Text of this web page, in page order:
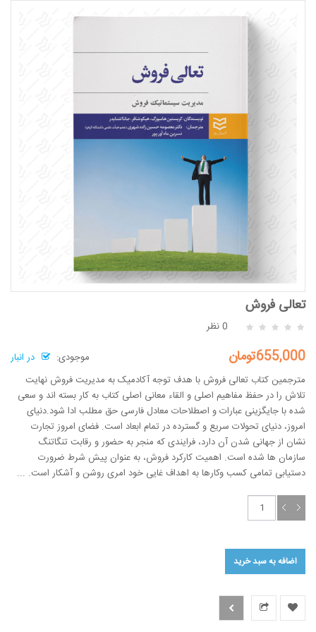
تعالی فروش
0 نظر
655,000تومان موجودی:
در انبار
مترجمین کتاب تعالی فروش با هدف توجه آکادمیک به مدیریت فروش نهایت
تلاش را در حفظ مفاهیم اصلی و القاء معانی اصلی کتاب به کار بسته اند و سعی
شده با جایگزینی عبارات و اصطلاحات معادل فارسی حق مطلب ادا شود.دنیای
امروز، دنیای تحولات سریع و گسترده در تمام ابعاد است. فضای امروز تجارت
نشان از جهانی شدن آن دارد، فرایندی که منجر به حضور و رقابت تنگاتنگ
سازمان ها شده است. اهمیت کارکرد فروش، به عنوان پیش شرط ضرورت
دستیابی تمامی کسب وکارها به اهداف غایی خود امری روشن و آشکار است. ...